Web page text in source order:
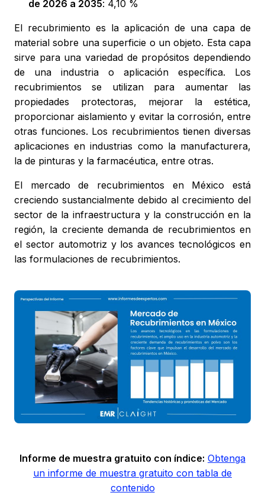
de 2026 a 2035: 4,10 %
El recubrimiento es la aplicación de una capa de
material sobre una superficie o un objeto. Esta capa
sirve para una variedad de propósitos dependiendo
de una industria o aplicación específica. Los
recubrimientos se utilizan para aumentar las
propiedades protectoras, mejorar la estética,
proporcionar aislamiento y evitar la corrosión, entre
otras funciones. Los recubrimientos tienen diversas
aplicaciones en industrias como la manufacturera,
la de pinturas y la farmacéutica, entre otras.
El mercado de recubrimientos en México está
creciendo sustancialmente debido al crecimiento del
sector de la infraestructura y la construcción en la
región, la creciente demanda de recubrimientos en
el sector automotriz y los avances tecnológicos en
las formulaciones de recubrimientos.
Informe de muestra gratuito con índice: Obtenga
un informe de muestra gratuito con tabla de
contenido